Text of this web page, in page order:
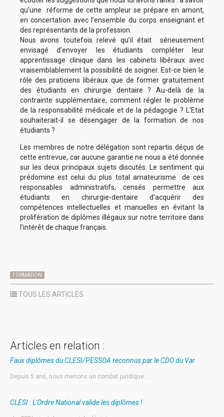
qu’une réforme de cette ampleur se prépare en amont,
en concertation avec l’ensemble du corps enseignant et
des représentants de la profession.
Nous avons toutefois relevé qu’il était sérieusement
envisagé d’envoyer les étudiants compléter leur
apprentissage clinique dans les cabinets libéraux avec
vraisemblablement la possibilité de soigner. Est-ce bien le
rôle des praticiens libéraux que de former gratuitement
des étudiants en chirurgie dentaire ? Au-delà de la
contrainte supplémentaire, comment régler le problème
de la responsabilité médicale et de la pédagogie ? L’Etat
souhaiterait-il se désengager de la formation de nos
étudiants ?
Les membres de notre délégation sont repartis déçus de
cette entrevue, car aucune garantie ne nous a été donnée
sur les deux principaux sujets discutés. Le sentiment qui
prédomine est celui du plus total amateurisme de ces
responsables administratifs, censés permettre aux
étudiants en chirurgie-dentaire d’acquérir des
compétences intellectuelles et manuelles en évitant la
prolifération de diplômes illégaux sur notre territoire dans
l’intérêt de chaque français.
FORMATION
TOUS LES ARTICLES
Articles en relation :
Faux diplômes du CLESI/PESSOA reconnus par le CDO du Var
Depuis 5 ans, nous menons un combat juridique…
CLESI : L'Ordre National valide les diplômes !